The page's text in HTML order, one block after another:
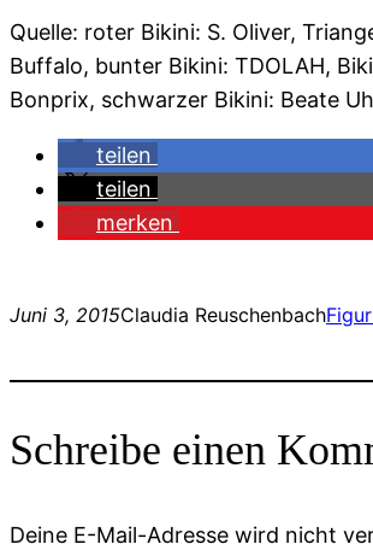
Quelle: roter Bikini: S. Oliver,
Buffalo, bunter Bikini: TDOLAH,
Bonprix, schwarzer Bikini: Beate
teilen
teilen
merken
Juni 3, 2015Claudia Reuschenbach
Schreibe einen
Deine E-Mail-Adresse wird nicht